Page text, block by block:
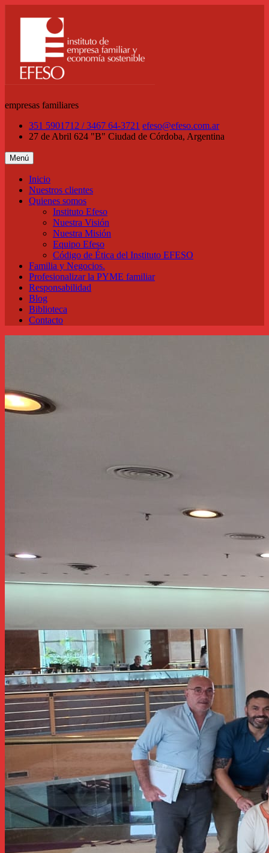
empresas familiares
351 5901712 / 3467 64-3721 efeso@efeso.com.ar
27 de Abril 624 "B" Ciudad de Córdoba, Argentina
Menú
Inicio
Nuestros clientes
Quienes somos
Instituto Efeso
Nuestra Visión
Nuestra Misión
Equipo Efeso
Código de Ética del Instituto EFESO
Familia y Negocios.
Profesionalizar la PYME familiar
Responsabilidad
Blog
Biblioteca
Contacto